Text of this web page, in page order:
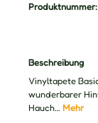
Produktnummer:
Beschreibung
Vinyltapete
wunderbarer
Hauch… Mehr